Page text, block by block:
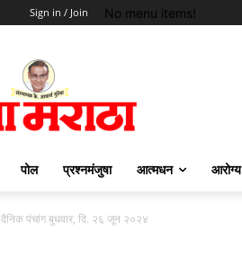
Sign in / Join No menu items!
पोल प्रश्नमंजुषा आत्मधन आरोग्य
दैनिक पंचांग बुधवार, दि. २६ जून २०२४